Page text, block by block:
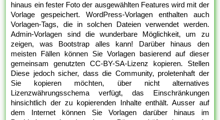
hinaus ein fester Foto der ausgewählten Features wird mit der
Vorlage gespeichert. WordPress-Vorlagen enthalten auch
Vorlagen-Tags, die in solchen Dateien verwendet werden.
Admin-Vorlagen sind die wunderbare Möglichkeit, um zu
zeigen, was Bootstrap alles kann! Darüber hinaus den
meisten Fällen können Sie Vorlagen basierend auf dieser
gemeinsam genutzten CC-BY-SA-Lizenz kopieren. Stellen
Diese jedoch sicher, dass die Community, proletenhaft der
Sie kopieren möchten, über nicht alternatives
Lizenzwährungsschema verfügt, das Einschränkungen
hinsichtlich der zu kopierenden Inhalte enthält. Ausser auf
dem Internet können Sie Vorlagen darüber hinaus im